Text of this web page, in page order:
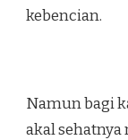
kebencian.
Namun bagi
akal